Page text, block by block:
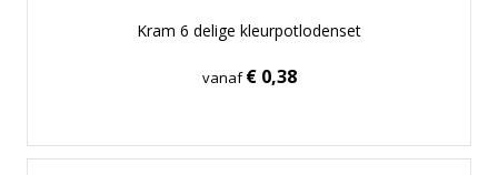
Kram 6 delige kleurpotlodenset
vanaf€ 0,38